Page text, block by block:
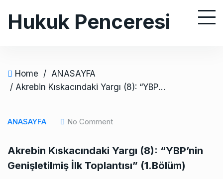
Hukuk Penceresi
Home / ANASAYFA
/ Akrebin Kıskacındaki Yargı (8): “YBP’nin Genişletilmiş İlk Toplantısı” (1.Bölüm)
ANASAYFA No Comment
Akrebin Kıskacındaki Yargı (8): “YBP’nin
Genişletilmiş İlk Toplantısı” (1.Bölüm)